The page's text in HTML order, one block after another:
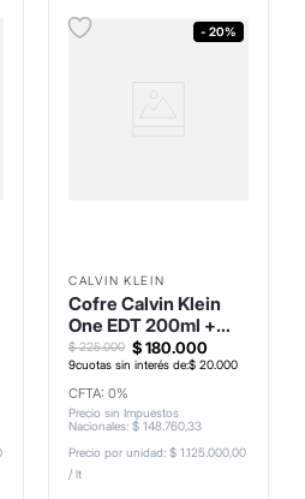
- 20%
CALVIN KLEIN
Cofre Calvin Klein
One EDT 200ml +
Body Lotion 200ml +
Shower Gel 100ml +
Mini Talla
$180.000
$ 225.000
9cuotas sin interés de:$ 20000
CFTA: 0%
Precio sin Impuestos
Nacionales: $ 14876033
Precio por unidad: $ 1.125.000,00
/ lt